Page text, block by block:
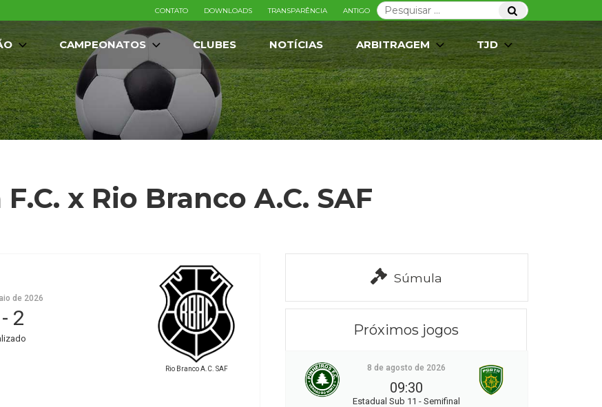
Pesquisar
por:
Pesquisar
CONTATO DOWNLOADS TRANSPARÊNCIA ANTIGO
CAMPEONATOS CLUBES NOTÍCIAS ARBITRAGEM TJD
x Rio Branco A.C. SAF
Rio Branco A.C. SAF
de 2026
- 2
Súmula
Próximos jogos
8 de agosto de 2026
09:30
Estadual Sub 11 - Semifinal